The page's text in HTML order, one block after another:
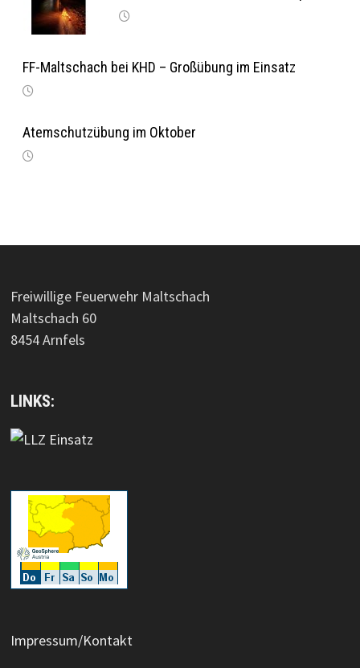
FF-Maltschach bei KHD – Großübung im Einsatz
Atemschutzübung im Oktober
Freiwillige Feuerwehr Maltschach
Maltschach 60
8454 Arnfels
LINKS:
Impressum/Kontakt